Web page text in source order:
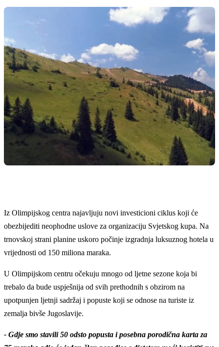
Iz Olimpijskog centra najavljuju novi investicioni ciklus koji će
obezbijediti neophodne uslove za organizaciju Svjetskog kupa. Na
trnovskoj strani planine uskoro počinje izgradnja luksuznog hotela u
vrijednosti od 150 miliona maraka.
U Olimpijskom centru očekuju mnogo od ljetne sezone koja bi
trebalo da bude uspješnija od svih prethodnih s obzirom na
upotpunjen ljetnji sadržaj i popuste koji se odnose na turiste iz
zemalja bivše Jugoslavije.
- Gdje smo stavili 50 odsto popusta i posebna porodična karta za